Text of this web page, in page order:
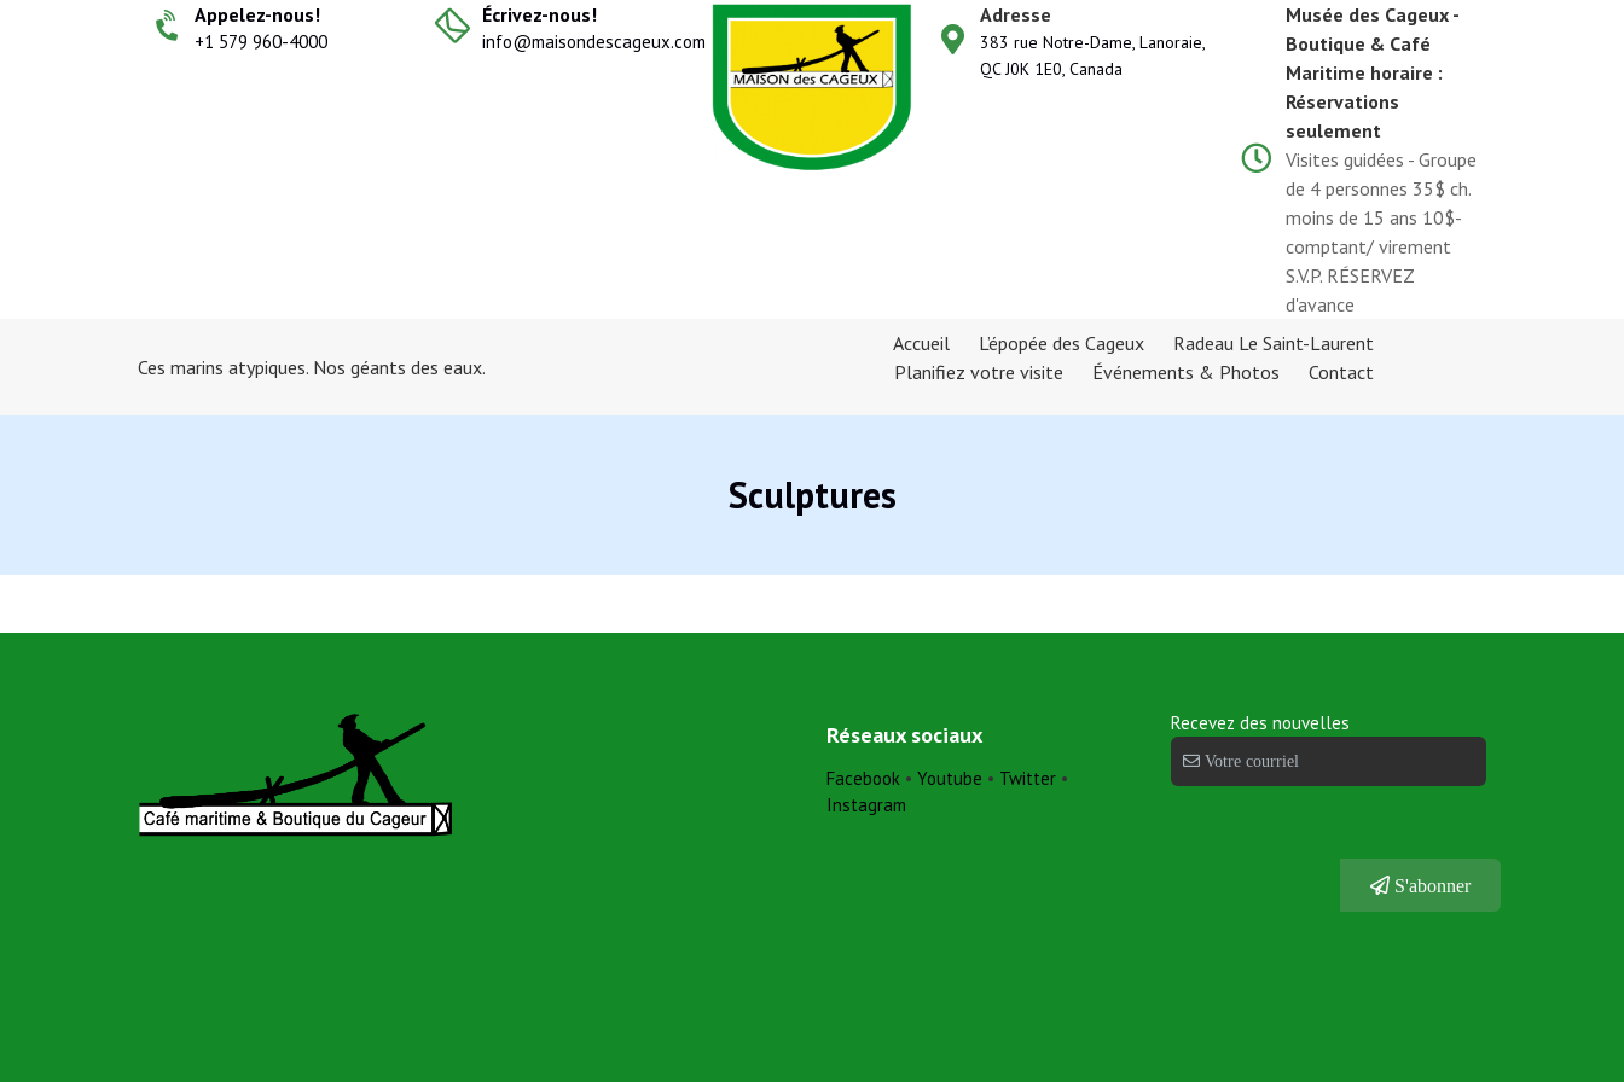
Appelez-nous!
+1 579 960-4000
Écrivez-nous!
info@maisondescageux.com
Adresse
383 rue Notre-Dame, Lanoraie,
QC J0K 1E0, Canada
Musée des Cageux -
Boutique & Café
Maritime horaire :
Réservations
seulement
Visites guidées - Groupe
de 4 personnes 35$ ch.
moins de 15 ans 10$-
comptant/ virement
S.V.P. RÉSERVEZ
d'avance
Ces marins atypiques. Nos géants des eaux.
Accueil L’épopée des Cageux
Radeau Le Saint-Laurent
Planifiez votre visite
Événements & Photos Contact
Sculptures
Réseaux sociaux
Facebook • Youtube • Twitter •
Instagram
Recevez des nouvelles